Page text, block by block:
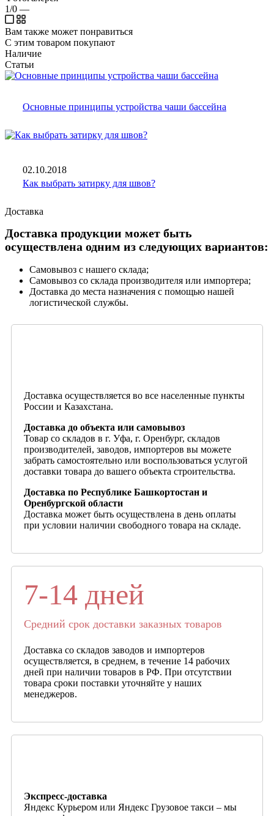
1/0 —
Вам также может понравиться
С этим товаром покупают
Наличие
Статьи
Основные принципы устройства чаши бассейна
02.10.2018
Как выбрать затирку для швов?
Доставка
Доставка продукции может быть
осуществлена одним из следующих вариантов:
Самовывоз с нашего склада;
Самовывоз со склада производителя или импортера;
Доставка до места назначения с помощью нашей
логистической службы.
Доставка осуществляется во все населенные пункты
России и Казахстана.
Доставка до объекта или самовывоз
Товар со складов в г. Уфа, г. Оренбург, складов
производителей, заводов, импортеров вы можете
забрать самостоятельно или воспользоваться услугой
доставки товара до вашего объекта строительства.
Доставка по Республике Башкортостан и
Оренбургской области
Доставка может быть осуществлена в день оплаты
при условии наличии свободного товара на складе.
7-14 дней
Средний срок доставки заказных товаров
Доставка со складов заводов и импортеров
осуществляется, в среднем, в течение 14 рабочих
дней при наличии товаров в РФ. При отсутствии
товара сроки поставки уточняйте у наших
менеджеров.
Экспресс-доставка
Яндекс Курьером или Яндекс Грузовое такси – мы